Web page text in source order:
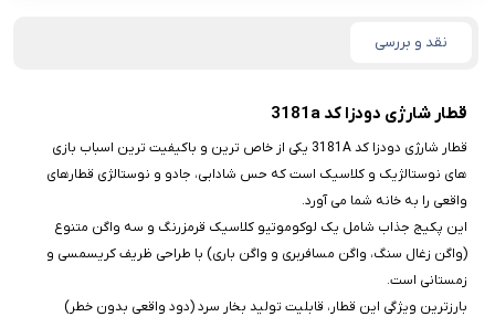
نقد و بررسی
قطار شارژی دودزا کد 3181a
قطار شارژی دودزا کد 3181A یکی از خاص‌ ترین و باکیفیت‌ ترین اسباب‌ بازی‌
های نوستالژیک و کلاسیک است که حس شادابی، جادو و نوستالژی قطارهای
واقعی را به خانه شما می‌ آورد.
این پکیج جذاب شامل یک لوکوموتیو کلاسیک قرمز‌رنگ و سه واگن متنوع
(واگن زغال‌ سنگ، واگن مسافربری و واگن باری) با طراحی ظریف کریسمسی و
زمستانی است.
بارزترین ویژگی این قطار، قابلیت تولید بخار سرد (دود واقعی بدون خطر)